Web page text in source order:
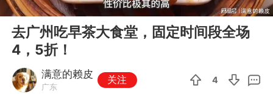
00:00 09:47
去广州吃早茶大食堂，固定时间段全场
4，5折！
满意的赖皮
广东
关注 4